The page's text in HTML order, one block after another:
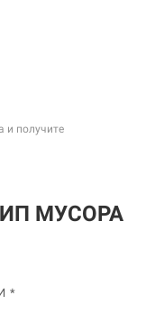
и получите
МУСОРА
*